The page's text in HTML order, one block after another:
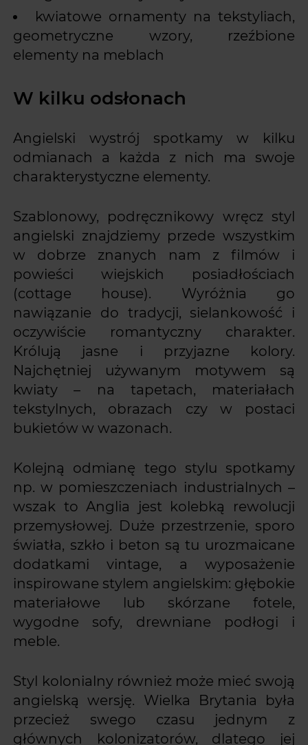
kwiatowe ornamenty na tekstyliach,
geometryczne wzory, rzeźbione
elementy na meblach
W kilku odsłonach
Angielski wystrój spotkamy w kilku
odmianach a każda z nich ma swoje
charakterystyczne elementy.
Szablonowy, podręcznikowy wręcz styl
angielski znajdziemy przede wszystkim
w dobrze znanych nam z filmów i
powieści wiejskich posiadłościach
(cottage house). Wyróżnia go
nawiązanie do tradycji, sielankowość i
oczywiście romantyczny charakter.
Królują jasne i przyjazne kolory.
Najchętniej używanym motywem są
kwiaty – na tapetach, materiałach
tekstylnych, obrazach czy w postaci
bukietów w wazonach.
Kolejną odmianę tego stylu spotkamy
np. w pomieszczeniach industrialnych –
wszak to Anglia jest kolebką rewolucji
przemysłowej. Duże przestrzenie, sporo
światła, szkło i beton są tu urozmaicane
dodatkami vintage, a wyposażenie
inspirowane stylem angielskim: głębokie
materiałowe lub skórzane fotele,
wygodne sofy, drewniane podłogi i
meble.
Styl kolonialny również może mieć swoją
angielską wersję. Wielka Brytania była
przecież swego czasu jednym z
głównych kolonizatorów, dlatego jej